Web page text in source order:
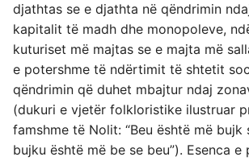
djathtas se e djathta në qëndrimin
kapitalit të madh dhe monopoleve,
kuturiset më majtas se e majta më
e potershme të ndërtimit të shtetit
qëndrimin që duhet mbajtur ndaj
(dukuri e vjetër folkloristike ilustruar
famshme të Nolit: “Beu është më bujk
bujku është më be se beu”). Esenca e